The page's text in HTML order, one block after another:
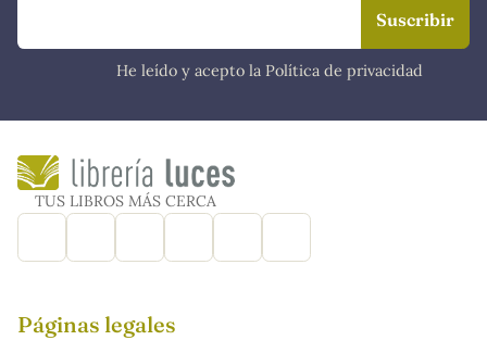
He leído y acepto la Política de privacidad
TUS LIBROS MÁS CERCA
Páginas legales